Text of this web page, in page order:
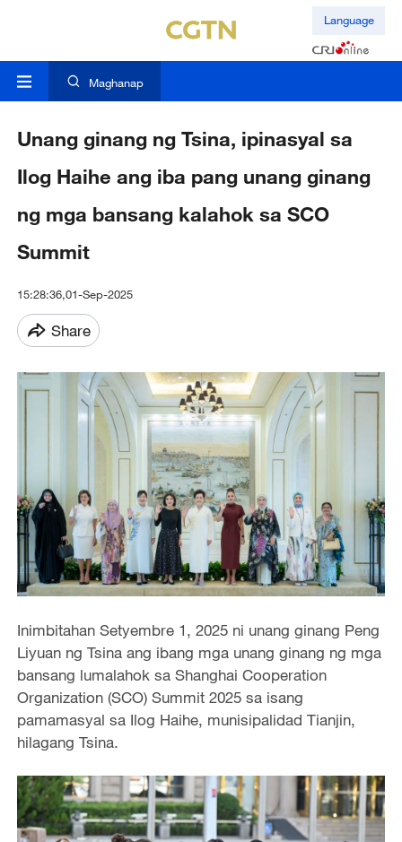
Language
Maghanap
Unang ginang ng Tsina, ipinasyal sa
Ilog Haihe ang iba pang unang ginang
ng mga bansang kalahok sa SCO
Summit
15:28:36,01-Sep-2025
Share
Inimbitahan Setyembre 1, 2025 ni unang ginang Peng
Liyuan ng Tsina ang ibang mga unang ginang ng mga
bansang lumalahok sa Shanghai Cooperation
Organization (SCO) Summit 2025 sa isang
pamamasyal sa Ilog Haihe, munisipalidad Tianjin,
hilagang Tsina.